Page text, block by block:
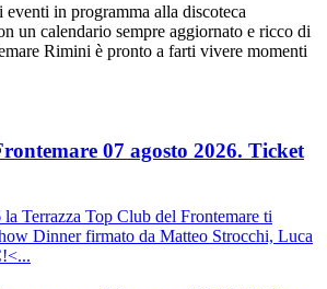
in programma alla discoteca
un calendario sempre aggiornato e ricco di
Rimini è pronto a farti vivere momenti
07 agosto 2026. Ticket
Terrazza Top Club del Frontemare ti
Dinner firmato da Matteo Strocchi, Luca